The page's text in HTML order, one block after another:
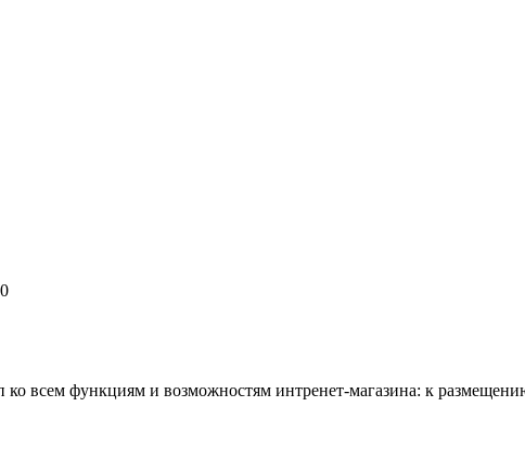
ко всем функциям и возможностям интренет-магазина: к